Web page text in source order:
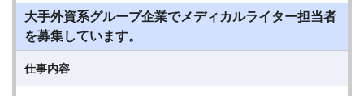
大手外資系グループ企業でメディカルライター担当者
を募集しています。
仕事内容